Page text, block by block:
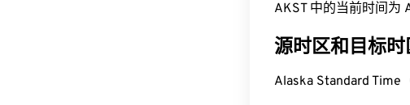
AKST 中的当前时间为
源时区和目标时
Alaska Standard Time